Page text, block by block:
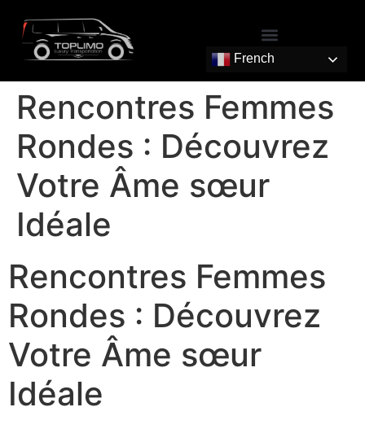
French
Rencontres Femmes
Rondes : Découvrez
Votre Âme sœur
Idéale
Rencontres Femmes
Rondes : Découvrez
Votre Âme sœur
Idéale